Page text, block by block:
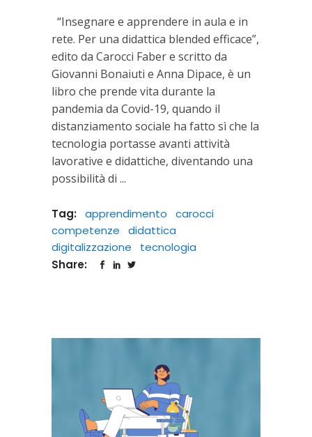
“Insegnare e apprendere in aula e in
rete. Per una didattica blended efficace”,
edito da Carocci Faber e scritto da
Giovanni Bonaiuti e Anna Dipace, è un
libro che prende vita durante la
pandemia da Covid-19, quando il
distanziamento sociale ha fatto sì che la
tecnologia portasse avanti attività
lavorative e didattiche, diventando una
possibilità di
Tag: apprendimento
carocci
competenze
didattica
digitalizzazione
tecnologia
Share: